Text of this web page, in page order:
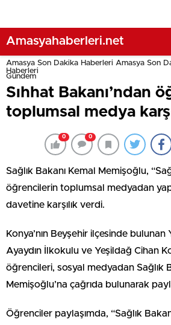
Amasyahaberleri.net
Amasya Son Dakika Haberleri Amasya Son
Haberleri
Gündem
Sıhhat Bakanı’ndan
toplumsal medya
0 0
Sağlık Bakanı Kemal Memişoğlu,
öğrencilerin toplumsal medyadan
davetine karşılık verdi.
Konya’nın Beyşehir ilçesinde
Ayaydın İlkokulu ve Yeşildağ Cihan
öğrencileri, sosyal medyadan Sağlık
Memişoğlu’na çağrıda bulunarak
Öğrenciler paylaşımda, “Sağlık